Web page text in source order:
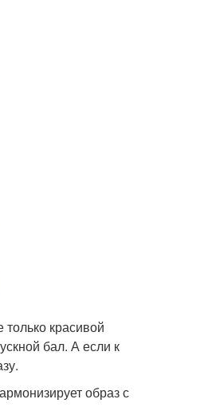
только красивой
бал. А если к
образ с